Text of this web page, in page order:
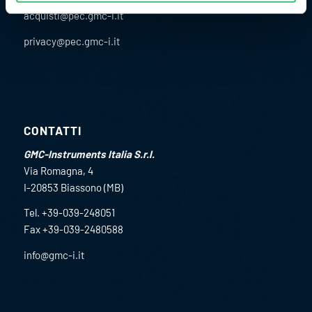
acquisti@pec.gmc-i.it
privacy@pec.gmc-i.it
CONTATTI
GMC-Instruments Italia S.r.l.
Via Romagna, 4
I-20853 Biassono (MB)
Tel. +39-039-248051
Fax +39-039-2480588
info@gmc-i.it